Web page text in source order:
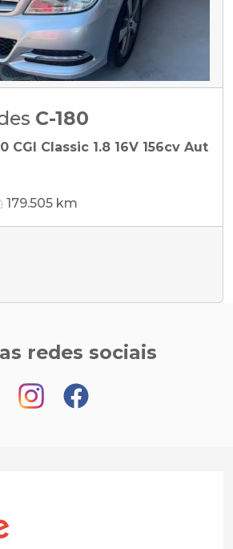
C-180
CGI Classic 1.8 16V 156cv Aut
179.505 km
redes sociais